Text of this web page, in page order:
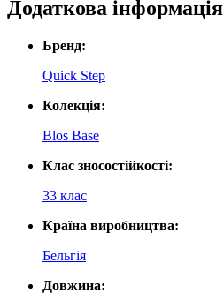
Додаткова інформація
Бренд:
Quick Step
Колекція:
Blos Base
Клас зносостійкості:
33 клас
Країна виробництва:
Бельгія
Довжина: